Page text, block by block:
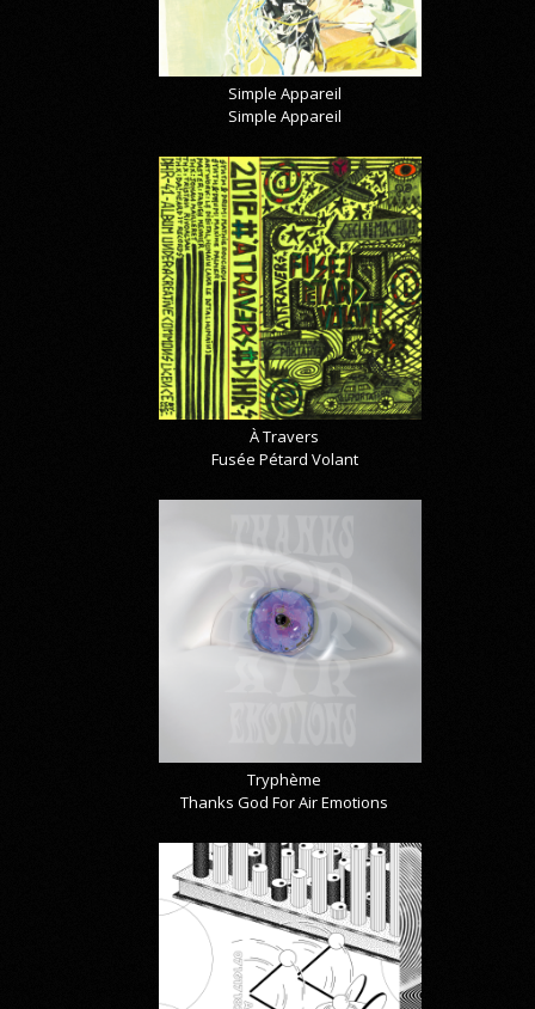
Simple Appareil
Simple Appareil
À Travers
Fusée Pétard Volant
Tryphème
Thanks God For Air Emotions